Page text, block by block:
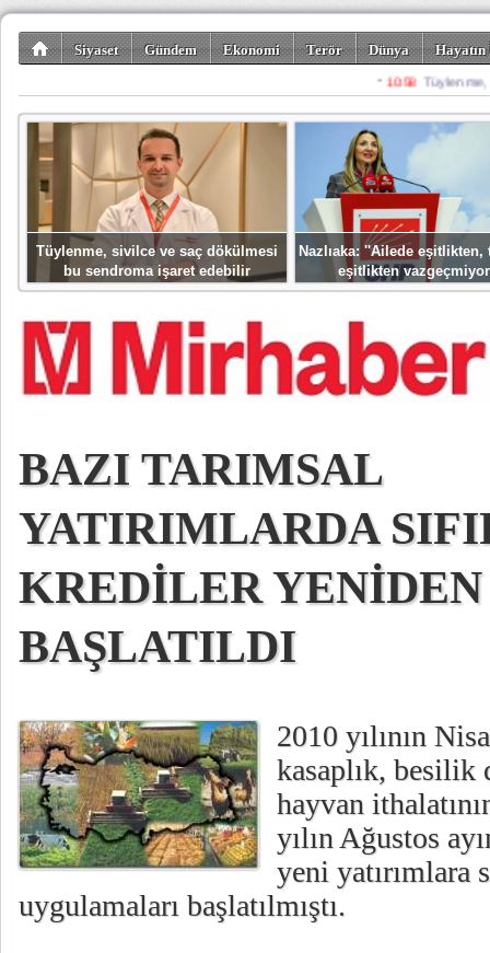
Siyaset Gündem Ekonomi Terör Dünya
Spor Misafir
Tüylenme, sivilce ve saç dökülmesi
bu sendroma işaret edebilir
Nazlıaka: ''Ailede eşitlikten,
eşitlikten
BAZI TARIMSAL
YATIRIMLARDA
KREDİLER YENİDEN
BAŞLATILDI
2010 yılının
kasaplık, besilik
hayvan
yılın Ağustos
yeni yatırımlara
uygulamaları başlatılmıştı.